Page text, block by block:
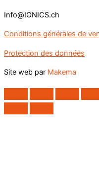
Info@IONICS.ch
Conditions générales de
Protection des données
Site web par Makema